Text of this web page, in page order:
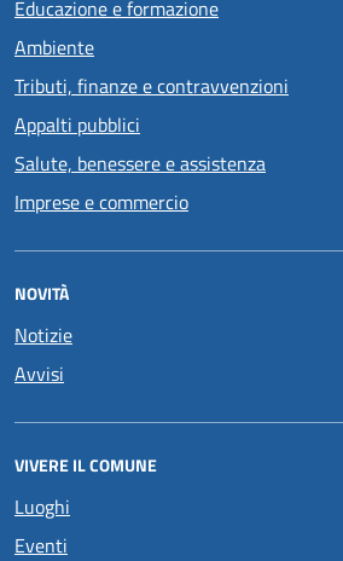
Educazione e formazione
Ambiente
Tributi, finanze e contravvenzioni
Appalti pubblici
Salute, benessere e assistenza
Imprese e commercio
NOVITÀ
Notizie
Avvisi
VIVERE IL COMUNE
Luoghi
Eventi